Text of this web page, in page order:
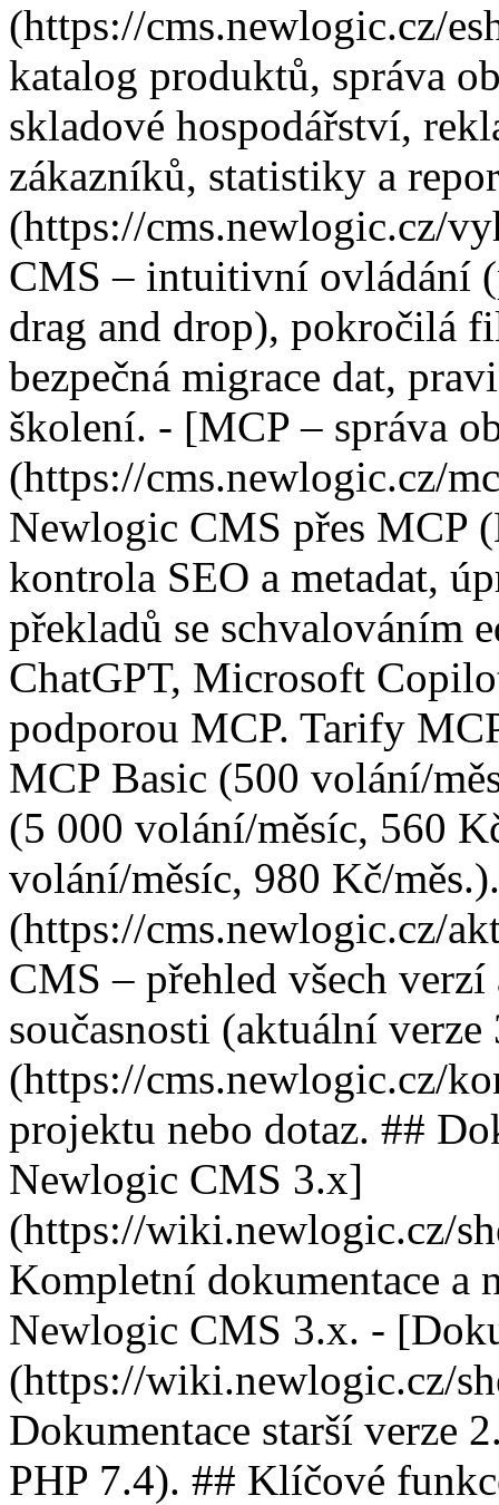
(https://cms.newlogic.cz/
katalog produktů, správa
skladové hospodářství,
zákazníků, statistiky a
(https://cms.newlogic.cz/
CMS – intuitivní
drag and drop), pokročilá
bezpečná migrace dat,
školení. - [MCP – správa
(https://cms.newlogic.cz/
Newlogic CMS přes MCP
kontrola SEO a metadat,
překladů se schvalováním
ChatGPT, Microsoft
podporou MCP. Tarify
MCP Basic (500 volání/
(5 000 volání/měsíc, 560
volání/měsíc, 980 Kč/
(https://cms.newlogic.cz/
CMS – přehled všech
současnosti (aktuální
(https://cms.newlogic.cz/
projektu nebo dotaz. ##
Newlogic CMS 3.x]
(https://wiki.newlogic.cz/
Kompletní dokumentace a
Newlogic CMS 3.x. -
(https://wiki.newlogic.cz/
Dokumentace starší verze
PHP 7.4). ## Klíčové